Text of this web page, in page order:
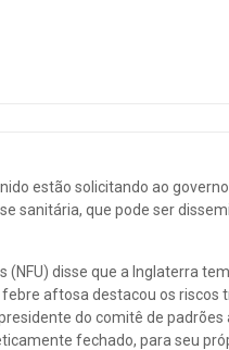
estão solicitando ao
sanitária, que pode ser
(NFU) disse que a Inglaterra
aftosa destacou os
do comitê de
fechado, para seu